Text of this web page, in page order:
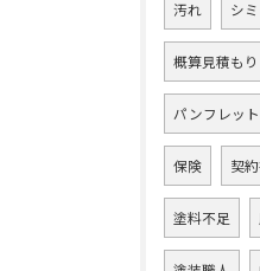
汚れ シミ
概算見積もり
パンフレット
保険 契
塗料不足